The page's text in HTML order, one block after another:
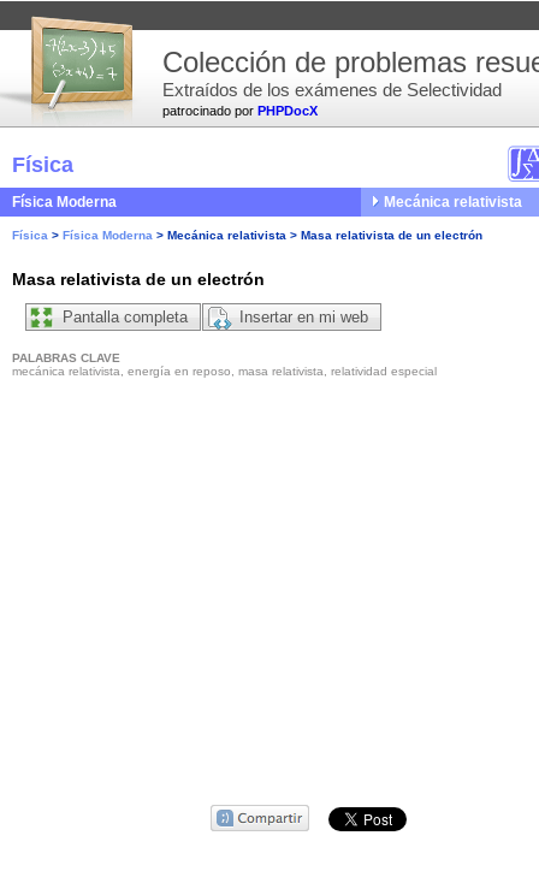
patrocinado por PHPDocX
Colección de problemas
Extraídos de los exámenes de Selectividad
Física
Física Moderna Mecánica relativista
Física > Física Moderna > Mecánica relativista > Masa relativista de un electrón
Masa relativista de un electrón
Pantalla completa Insertar en mi web
PALABRAS CLAVE
mecánica relativista, energía en reposo, masa relativista, relatividad especial